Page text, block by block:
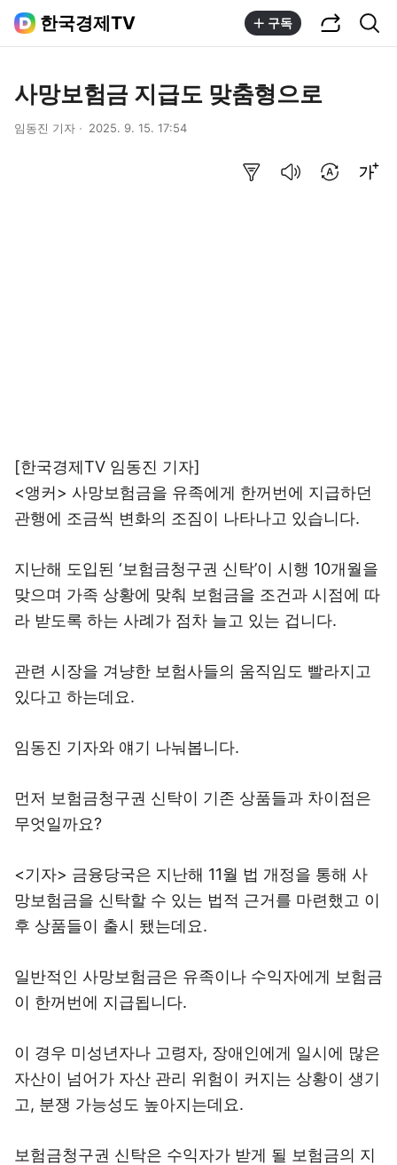
한국경제TV 구독
사망보험금 지급도 맞춤형으로
임동진 기자 2025. 9. 15. 17:54
[한국경제TV 임동진 기자]
<앵커> 사망보험금을 유족에게 한꺼번에 지급하던
관행에 조금씩 변화의 조짐이 나타나고 있습니다.
지난해 도입된 ‘보험금청구권 신탁’이 시행 10개월을
맞으며 가족 상황에 맞춰 보험금을 조건과 시점에 따
라 받도록 하는 사례가 점차 늘고 있는 겁니다.
관련 시장을 겨냥한 보험사들의 움직임도 빨라지고
있다고 하는데요.
임동진 기자와 얘기 나눠봅니다.
먼저 보험금청구권 신탁이 기존 상품들과 차이점은
무엇일까요?
<기자> 금융당국은 지난해 11월 법 개정을 통해 사
망보험금을 신탁할 수 있는 법적 근거를 마련했고 이
후 상품들이 출시 됐는데요.
일반적인 사망보험금은 유족이나 수익자에게 보험금
이 한꺼번에 지급됩니다.
이 경우 미성년자나 고령자, 장애인에게 일시에 많은
자산이 넘어가 자산 관리 위험이 커지는 상황이 생기
고, 분쟁 가능성도 높아지는데요.
보험금청구권 신탁은 수익자가 받게 될 보험금의 지